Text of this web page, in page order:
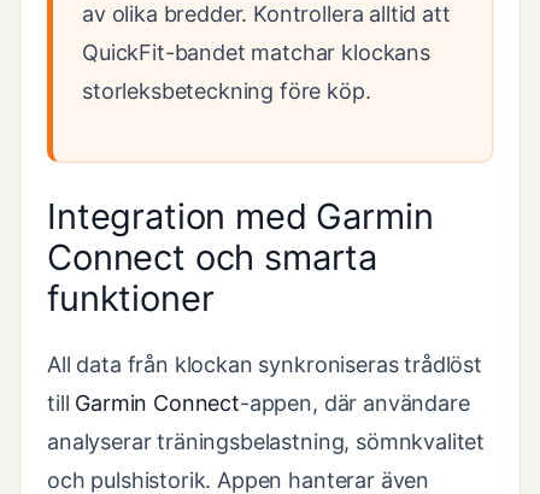
av olika bredder. Kontrollera alltid att
QuickFit-bandet matchar klockans
storleksbeteckning före köp.
Integration med Garmin
Connect och smarta
funktioner
All data från klockan synkroniseras trådlöst
till Garmin Connect-appen, där användare
analyserar träningsbelastning, sömnkvalitet
och pulshistorik. Appen hanterar även